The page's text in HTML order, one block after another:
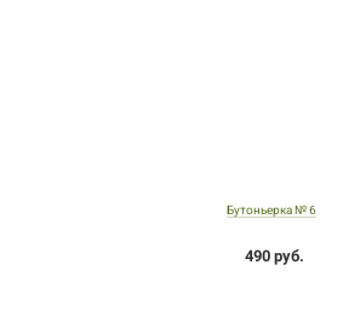
Бутоньерка № 6
490 руб.